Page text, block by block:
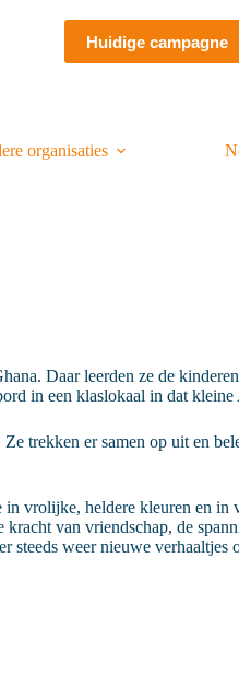
Huidige campagne
organisaties
Daar leerden ze de
in een klaslokaal in dat
trekken er samen op uit en
vrolijke, heldere kleuren en
van vriendschap, de
weer nieuwe verhaaltjes